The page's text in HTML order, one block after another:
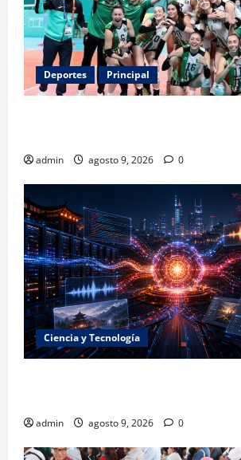
Deportes Principal
admin agosto 9, 2026 0
Ciencia y Tecnología
admin agosto 9, 2026 0